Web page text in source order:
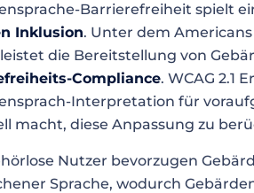
Barrierefreiheit spielt
Inklusion. Unter dem
die Bereitstellung von
Compliance. WCAG 2.1
Interpretation für
macht, diese Anpassung zu
Nutzer bevorzugen
Sprache, wodurch